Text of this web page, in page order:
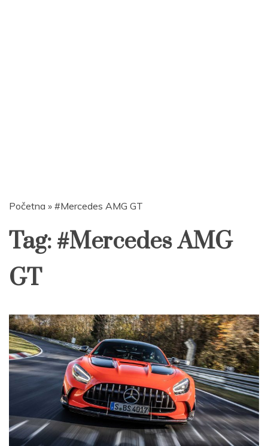
Početna » #Mercedes AMG GT
Tag: #Mercedes AMG
GT